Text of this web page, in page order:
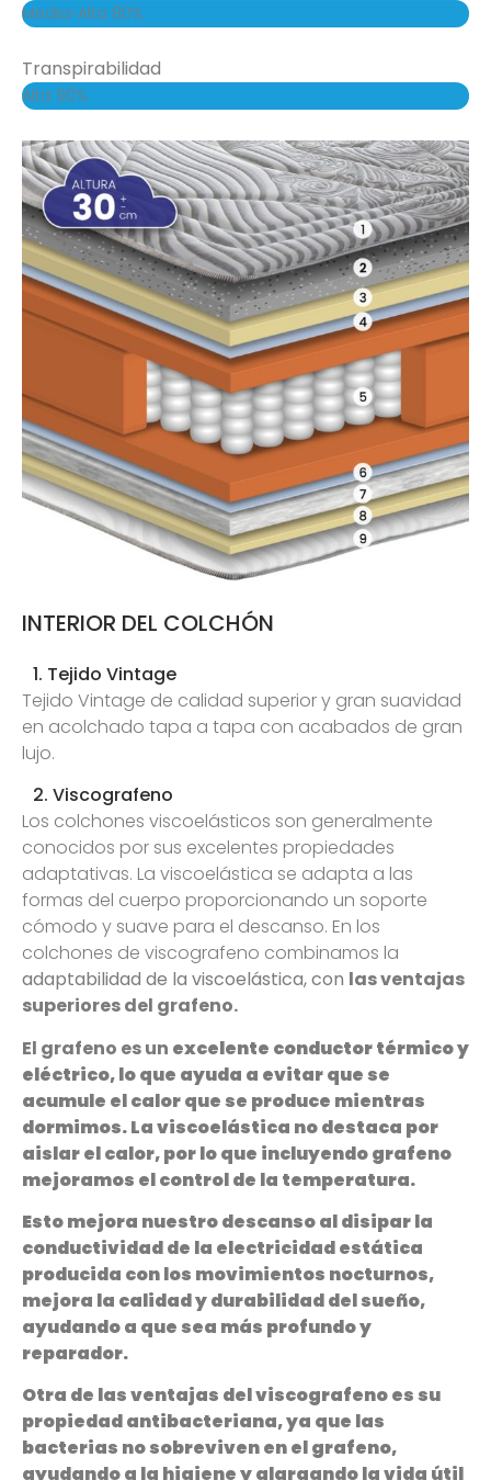
Media-Alta 80%
Transpirabilidad
Alta 90%
INTERIOR DEL COLCHÓN
1. Tejido Vintage
Tejido Vintage de calidad superior y gran suavidad
en acolchado tapa a tapa con acabados de gran
lujo.
2. Viscografeno
Los colchones viscoelásticos son generalmente
conocidos por sus excelentes propiedades
adaptativas. La viscoelástica se adapta a las
formas del cuerpo proporcionando un soporte
cómodo y suave para el descanso. En los
colchones de viscografeno combinamos la
adaptabilidad de la viscoelástica, con las ventajas
superiores del grafeno.
El grafeno es un excelente conductor térmico y
eléctrico, lo que ayuda a evitar que se
acumule el calor que se produce mientras
dormimos. La viscoelástica no destaca por
aislar el calor, por lo que incluyendo grafeno
mejoramos el control de la temperatura.
Esto mejora nuestro descanso al disipar la
conductividad de la electricidad estática
producida con los movimientos nocturnos,
mejora la calidad y durabilidad del sueño,
ayudando a que sea más profundo y
reparador.
Otra de las ventajas del viscografeno es su
propiedad antibacteriana, ya que las
bacterias no sobreviven en el grafeno,
ayudando a la higiene y alargando la vida útil